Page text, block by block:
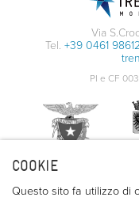
COOKIE
Questo sito fa utilizzo di
Via
Tel. +39 0461
PI e CF